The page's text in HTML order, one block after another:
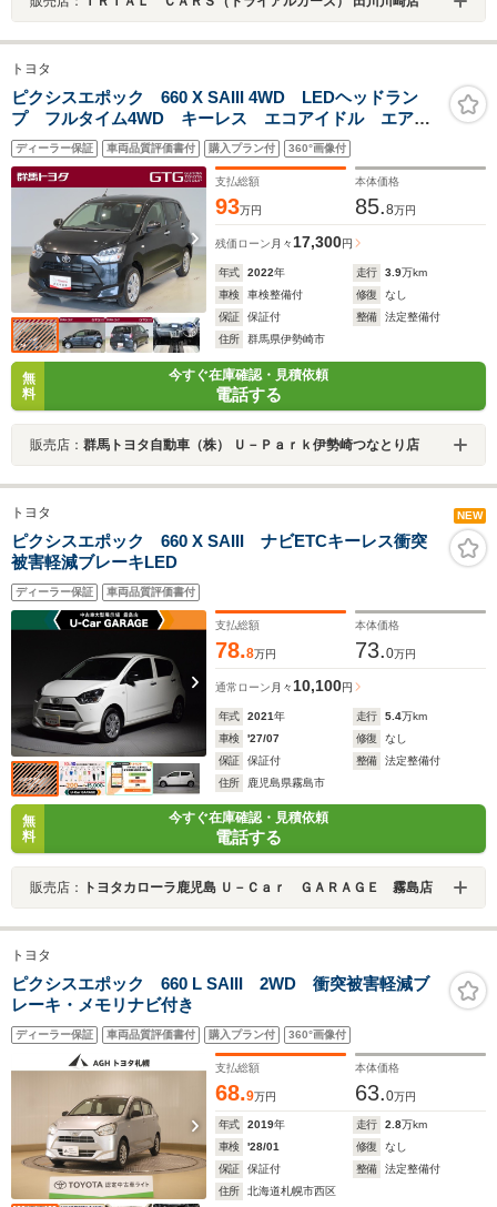
トヨタ
ピクシスエポック 660 X SAIII 4WD LEDヘッドラン
プ フルタイム4WD キーレス エコアイドル エアバ
ッグ 盗難防止装置 横滑り防止機能 メモリーナビ
ETC エアコン Wエアバック ABS ナビ 衝突回避
支援ブレーキ Bモニター
ディーラー保証 車両品質評価書付 購入プラン付 360°画像付
支払総額
93万円
本体価格
85.8万円
残価ローン 月々 17,300円
年式 2022年 走行 3.9万km
車検
車検整備付 修復
なし
保証
保証付 整備
法定整備付
住所
群馬県伊勢崎市
無
料
今すぐ在庫確認・見積依頼
電話する
販売店： 群馬トヨタ自動車（株） Ｕ－Ｐａｒｋ伊勢崎つなとり店
トヨタ NEW
ピクシスエポック 660 X SAIII ナビETCキーレス衝突
被害軽減ブレーキLED
ディーラー保証 車両品質評価書付
支払総額
78.8万円
本体価格
73.0万円
通常ローン 月々 10,100円
年式 2021年 走行 5.4万km
車検
'27/07 修復
なし
保証
保証付 整備
法定整備付
住所
鹿児島県霧島市
無
料
今すぐ在庫確認・見積依頼
電話する
販売店： トヨタカローラ鹿児島 Ｕ－Ｃａｒ ＧＡＲＡＧＥ 霧島店
トヨタ
ピクシスエポック 660 L SAIII 2WD 衝突被害軽減ブ
レーキ・メモリナビ付き
ディーラー保証 車両品質評価書付 購入プラン付 360°画像付
支払総額
68.9万円
本体価格
63.0万円
年式 2019年 走行 2.8万km
車検
'28/01 修復
なし
保証
保証付 整備
法定整備付
住所
北海道札幌市西区